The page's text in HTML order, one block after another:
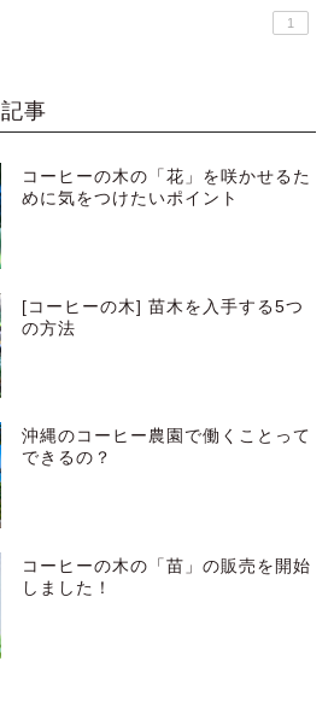
1
記事
コーヒーの木の「花」を咲かせるた
めに気をつけたいポイント
[コーヒーの木] 苗木を入手する5つ
の方法
沖縄のコーヒー農園で働くことって
できるの？
コーヒーの木の「苗」の販売を開始
しました！